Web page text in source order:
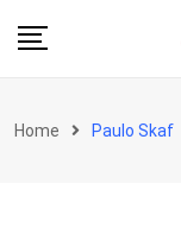
Home Paulo Skaf